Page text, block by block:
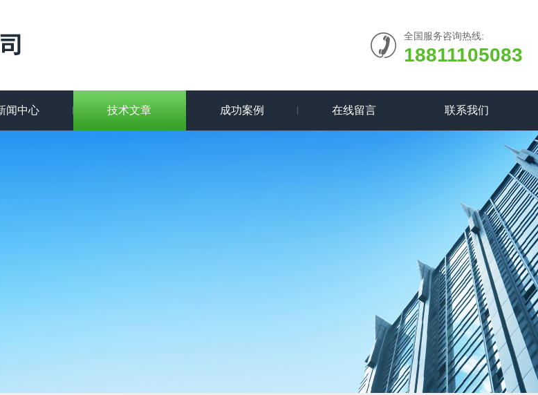
全国服务咨询热线:
18811105083
闻中心 技术文章 成功案例 在线留言 联系我们